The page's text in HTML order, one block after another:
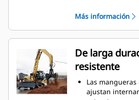
la amplia
revestimiento
granel.
La potente
revestimientos
combinada con
apertura y
ayudan a
ciclos y
Más información
De larga
resistente
Las
ajustan